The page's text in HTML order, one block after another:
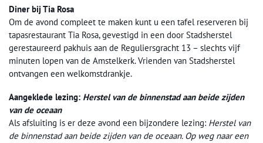
Diner bij Tia Rosa
Om de avond compleet te maken kunt u een tafel reserveren bij
tapasrestaurant Tia Rosa, gevestigd in een door Stadsherstel
gerestaureerd pakhuis aan de Reguliersgracht 13 – slechts vijf
minuten lopen van de Amstelkerk. Vrienden van Stadsherstel
ontvangen een welkomstdrankje.
Aangeklede lezing: Herstel van de binnenstad aan beide zijden
van de oceaan
Als afsluiting is er deze avond een bijzondere lezing: Herstel van
de binnenstad aan beide zijden van de oceaan. Op weg naar een